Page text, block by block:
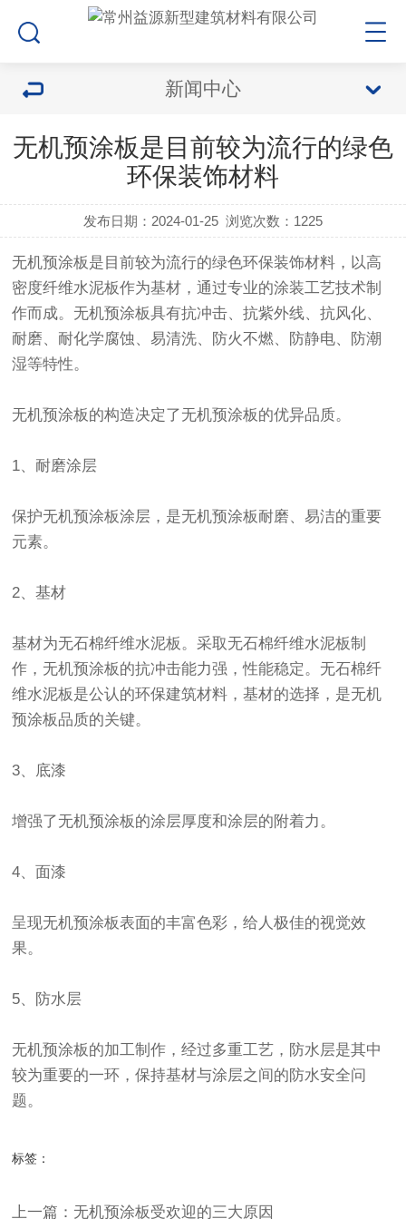
新闻中心
无机预涂板是目前较为流行的绿色
环保装饰材料
发布日期：2024-01-25 浏览次数：1225
无机预涂板是目前较为流行的绿色环保装饰材料，以高
密度纤维水泥板作为基材，通过专业的涂装工艺技术制
作而成。无机预涂板具有抗冲击、抗紫外线、抗风化、
耐磨、耐化学腐蚀、易清洗、防火不燃、防静电、防潮
湿等特性。
无机预涂板的构造决定了无机预涂板的优异品质。
1、耐磨涂层
保护无机预涂板涂层，是无机预涂板耐磨、易洁的重要
元素。
2、基材
基材为无石棉纤维水泥板。采取无石棉纤维水泥板制
作，无机预涂板的抗冲击能力强，性能稳定。无石棉纤
维水泥板是公认的环保建筑材料，基材的选择，是无机
预涂板品质的关键。
3、底漆
增强了无机预涂板的涂层厚度和涂层的附着力。
4、面漆
呈现无机预涂板表面的丰富色彩，给人极佳的视觉效
果。
5、防水层
无机预涂板的加工制作，经过多重工艺，防水层是其中
较为重要的一环，保持基材与涂层之间的防水安全问
题。
标签：
上一篇：无机预涂板受欢迎的三大原因